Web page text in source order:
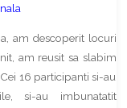
am descoperit locuri
am reusit sa slabim
16 participanti si-au
si-au imbunatatit